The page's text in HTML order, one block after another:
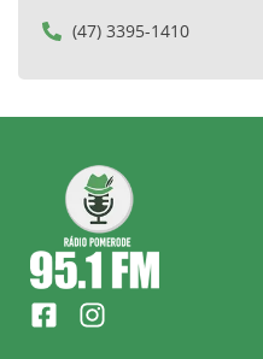
(47) 3395-1410
F
a
I
n